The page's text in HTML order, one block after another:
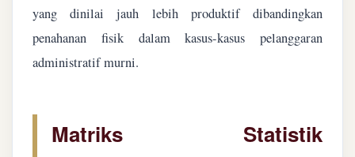
yang dinilai jauh lebih produktif dibandingkan
penahanan fisik dalam kasus-kasus pelanggaran
administratif murni.
Matriks Statistik